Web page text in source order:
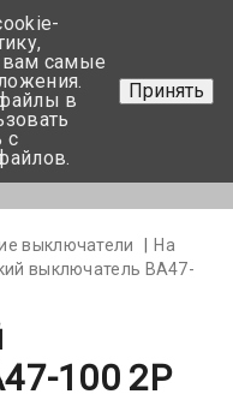
+375 17-350-99-56
+375 44-752-82-08
Задать вопрос
выключатели
На
выключатель ВА47-
100 2Р
вам самые
в
с
Принять